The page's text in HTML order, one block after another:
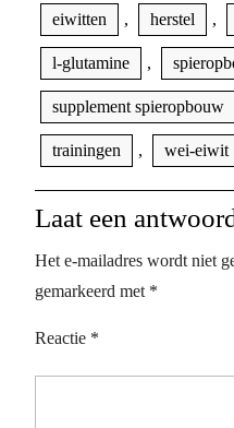
eiwitten , herstel ,
l-glutamine ,
supplement spieropbouw
trainingen , wei-eiwit
Laat een
Het e-mailadres wordt niet
gemarkeerd met *
Reactie *